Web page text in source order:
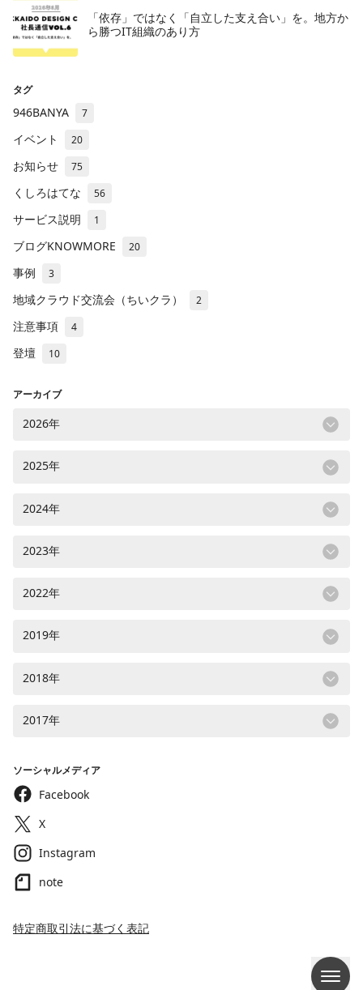
「依存」ではなく「自立した支え合い」を。地方か
ら勝つIT組織のあり方
タグ
946BANYA 7
イベント 20
お知らせ 75
くしろはてな 56
サービス説明 1
ブログKNOWMORE 20
事例 3
地域クラウド交流会（ちいクラ） 2
注意事項 4
登壇 10
アーカイブ
2026年
2025年
2024年
2023年
2022年
2019年
2018年
2017年
ソーシャルメディア
Facebook
X
Instagram
note
特定商取引法に基づく表記